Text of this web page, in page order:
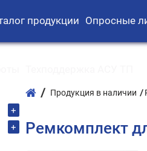
продукции Опросные
+
+
Продукция в наличии
Ремкомплект